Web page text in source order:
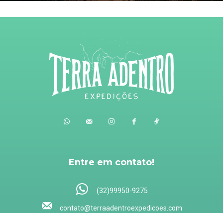
Entre em contato!
(32)99950-9275
contato@terraadentroexpedicoes.com